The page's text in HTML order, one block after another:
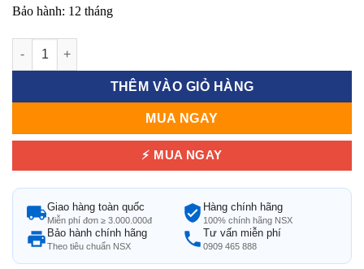
Bảo hành: 12 tháng
Bàn Ghế Nhựa Mây Ngoài Trời Màu Nâu: Bền Bỉ, Sang Trọng
THÊM VÀO GIỎ HÀNG
MUA NGAY
⚡ MUA NGAY
Giao hàng toàn quốc
Miễn phí đơn ≥ 3.000.000đ
Hàng chính hãng
100% chính hãng NSX
Bảo hành chính hãng
Theo tiêu chuẩn NSX
Tư vấn miễn phí
0909 465 888